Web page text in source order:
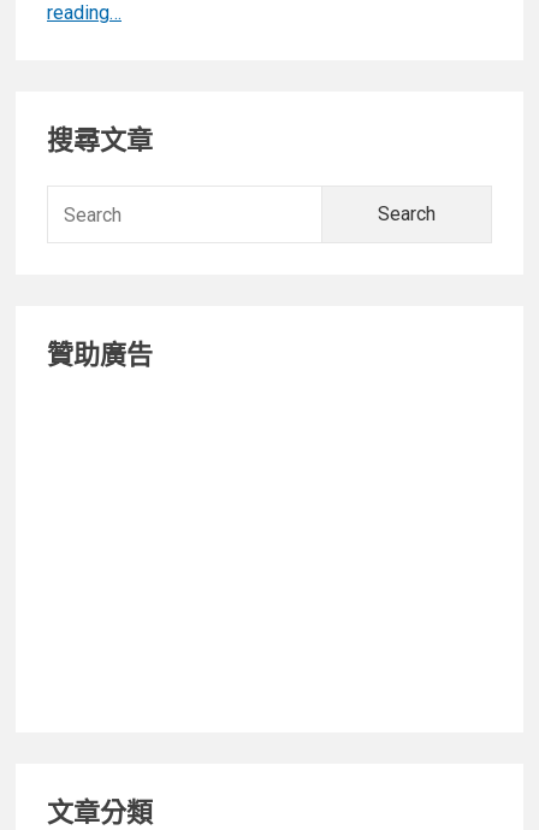
reading…
2019
款」
Primary
Sidebar
搜尋文章
贊助廣告
文章分類